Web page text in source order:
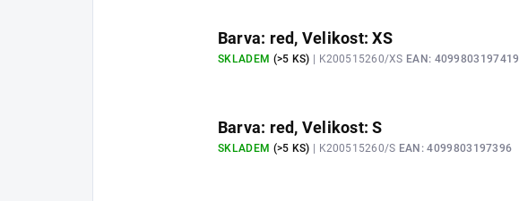
Barva: red, Velikost: XS
SKLADEM (>5 KS) | K200515260/XS EAN: 4099803197419
Barva: red, Velikost: S
SKLADEM (>5 KS) | K200515260/S EAN: 4099803197396